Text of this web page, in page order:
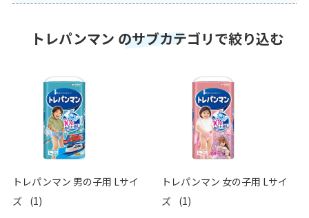
トレパンマン のサブカテゴリで絞り込む
トレパンマン 男の子用 Lサイ
ズ (1)
トレパンマン 女の子用 Lサイ
ズ (1)